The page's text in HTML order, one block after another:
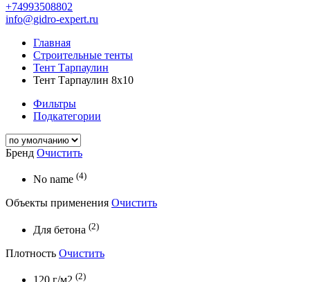
+74993508802
info@gidro-expert.ru
Главная
Строительные тенты
Тент Тарпаулин
Тент Тарпаулин 8х10
Фильтры
Подкатегории
Бренд Очистить
No name (4)
Объекты применения Очистить
Для бетона (2)
Плотность Очистить
120 г/м2 (2)